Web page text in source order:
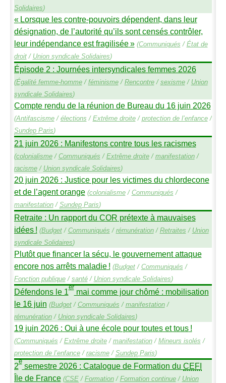
Solidaires)
« Lorsque les contre-pouvoirs dépendent, dans leur
désignation, de l’autorité qu’ils sont censés contrôler,
leur indépendance est fragilisée» (Communiqués / État de
droit/ Union syndicale Solidaires)
Épisode 2 : Journées intersyndicales femmes 2026
(Égalité femme-homme/ féminisme/ Rencontre/ sexisme/ Union
syndicale Solidaires)
Compte rendu de la réunion de Bureau du 16 juin 2026
(Antifascisme/ élections / Extrême droite/ protection de l’enfance/
SundepParis)
21 juin 2026 : Manifestons contre tous les racismes
(colonialisme/ Communiqués / Extrême droite/ manifestation/
racisme/ Union syndicale Solidaires)
20 juin 2026 : Justice pour les victimes du chlordecone
et de l’agent orange (colonialisme/ Communiqués /
manifestation/ SundepParis)
Retraite : Un rapport du COR prétexte à mauvaises
idées ! (Budget/ Communiqués / rémunération/ Retraites / Union
syndicale Solidaires)
Plutôt que financer la sécu, le gouvernement attaque
encore nos arrêts maladie ! (Budget/ Communiqués /
Fonction publique/ santé/ Union syndicale Solidaires)
Défendons le 1ermai comme jour chômé : mobilisation
le 16 juin (Budget/ Communiqués / manifestation/
rémunération/ Union syndicale Solidaires)
19 juin 2026 : Oui à une école pour toutes et tous !
(Communiqués / Extrême droite/ manifestation/ Mineurs isolés /
protection de l’enfance/ racisme/ SundepParis)
2esemestre 2026 : Catalogue de Formation du CEFI
Île de France (CSE/ Formation/ Formation continue/ Union